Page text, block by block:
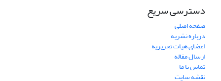
دسترسی سریع
صفحه اصلی
درباره نشریه
اعضای هیات تحریریه
ارسال مقاله
تماس با ما
نقشه سایت